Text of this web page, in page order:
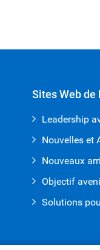
Sites Web de
Leadership
Nouvelles et
Nouveaux
Objectif
Solutions